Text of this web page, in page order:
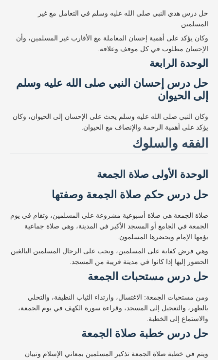
حل درس هدي النبي صلى الله عليه وسلم في التعامل مع غير
المسلمين
وكان يؤكد على أهمية إحسان المعاملة مع الأقارب غير المسلمين، وأن
الإحسان مطلوب في كل موقف وعلاقة.
الوحدة الرابعة
حل درس إحسان النبي صلى الله عليه وسلم
إلى الحيوان
وكان النبي صلى الله عليه وسلم يحث على الإحسان إلى الحيوان، وكان
يؤكد على أهمية الرحمة والإنصاف مع الحيوان.
الفقه والسلوك
الوحدة الأولى صلاة الجمعة
حل درس حكم صلاة الجمعة وصفتها
صلاة الجمعة هي صلاة أسبوعية مشروعة على المسلمين، وتقام في يوم
الجمعة في الجامع أو المسجد الأكبر في المدينة، وهي صلاة جماعية
يؤمها الإمام ويحضرها المسلمون.
وهي فرض كفاية على المسلمين، ويجب على الرجال المسلمين البالغين
الحضور إليها إذا كانوا في مدينة قريبة من المسجد.
حل درس مستحبات الجمعة
ومن مستحبات الجمعة: الاغتسال، وارتداء الثياب النظيفة، والتحلي
بالطهر، والتعجيل إلى المسجد، وقراءة سورة الكهف في يوم الجمعة،
والاستماع إلى الخطبة.
حل درس خطبة صلاة الجمعة
ويتم في خطبة صلاة الجمعة تذكير المسلمين بمعاني الإسلام وتبيان